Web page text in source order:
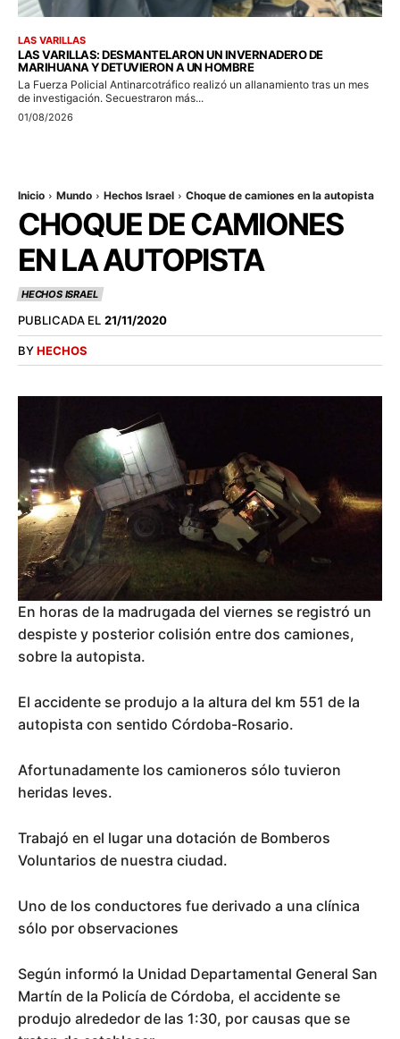
LAS VARILLAS
LAS VARILLAS: DESMANTELARON UN INVERNADERO DE
MARIHUANA Y DETUVIERON A UN HOMBRE
La Fuerza Policial Antinarcotráfico realizó un allanamiento tras un mes
de investigación. Secuestraron más...
01/08/2026